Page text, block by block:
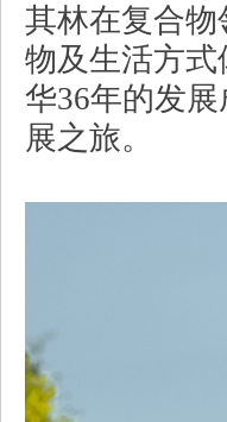
其林在复合
物及生活方
华36年的发
展之旅。